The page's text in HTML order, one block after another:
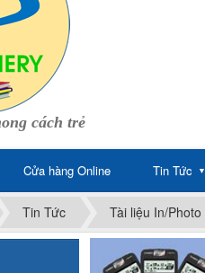
cách trẻ
Cửa hàng Online Tin Tức ▼
Tin Tức Tài liệu In/Photo